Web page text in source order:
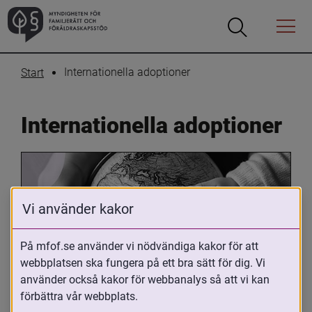
Öppna
Öppna
Menyn
Start Internationella adoptioner
Internationella adoptioner
Oavsett om du är adopterad,
adoptivförälder eller arbetar med
Vi använder kakor
På mfof.se använder vi nödvändiga kakor för att
webbplatsen ska fungera på ett bra sätt för dig. Vi
använder också kakor för webbanalys så att vi kan
förbättra vår webbplats.